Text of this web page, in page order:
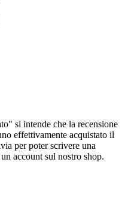
si intende che la recensione
effettivamente acquistato il
per poter scrivere una
account sul nostro shop.